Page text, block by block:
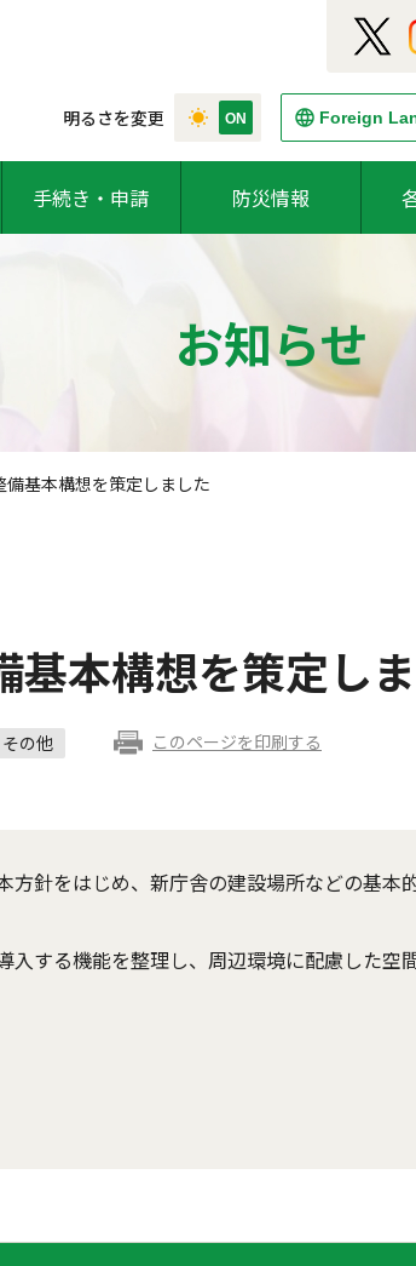
明るさを変更 Foreign
手続き・申請 防災情報
お知らせ
備基本構想を策定しました
基本構想を策定し
その他 このページを印刷する
針をはじめ、新庁舎の建設場所などの基本
入する機能を整理し、周辺環境に配慮した